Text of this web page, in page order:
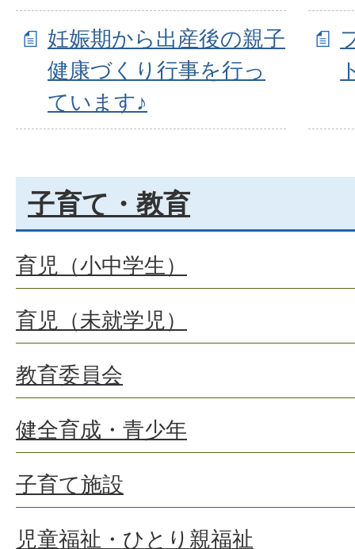
妊娠期から出産後の親子
健康づくり行事を行っ
ています♪
子育て・教育
育児（小中学生）
育児（未就学児）
教育委員会
健全育成・青少年
子育て施設
児童福祉・ひとり親福祉